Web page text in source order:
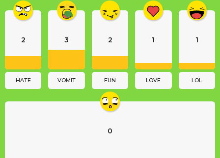
n
i
o
2
HATE
3
VOMIT
2
FUN
1
LOVE
1
LOL
0